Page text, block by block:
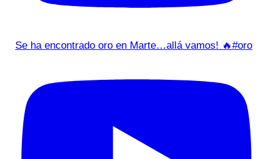
Se ha encontrado oro en Marte…allá vamos! 🔥#oro